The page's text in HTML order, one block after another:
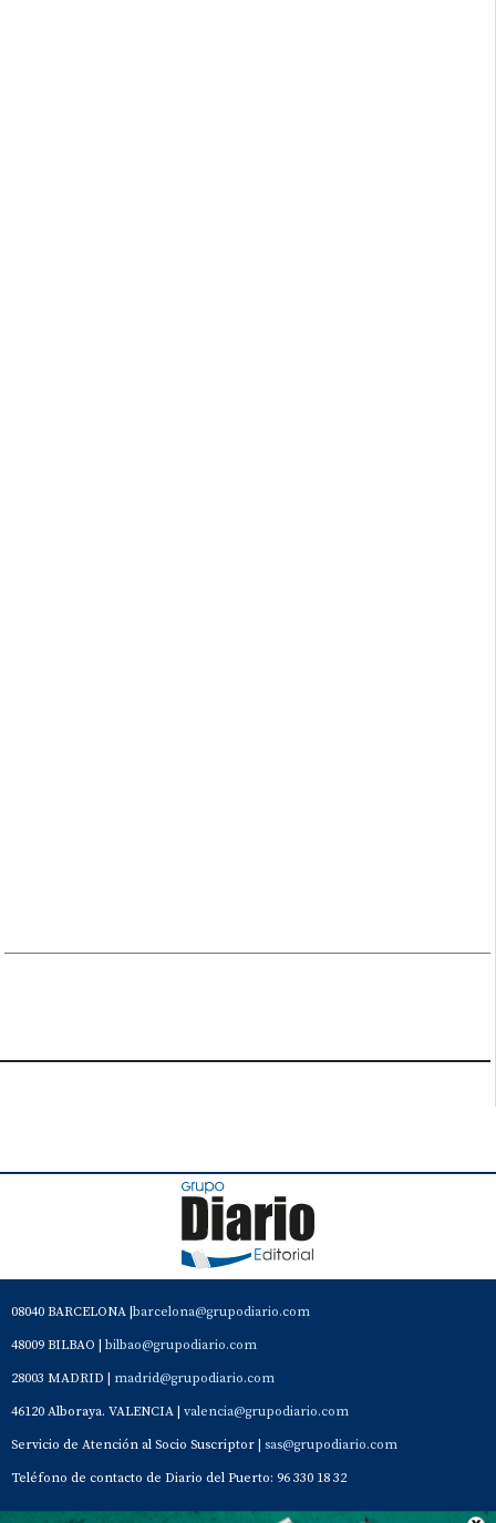
08040 BARCELONA | barcelona@grupodiario.com
48009 BILBAO | bilbao@grupodiario.com
28003 MADRID | madrid@grupodiario.com
46120 Alboraya. VALENCIA | valencia@grupodiario.com
Servicio de Atención al Socio Suscriptor | sas@grupodiario.com
Teléfono de contacto de Diario del Puerto: 96 330 18 32